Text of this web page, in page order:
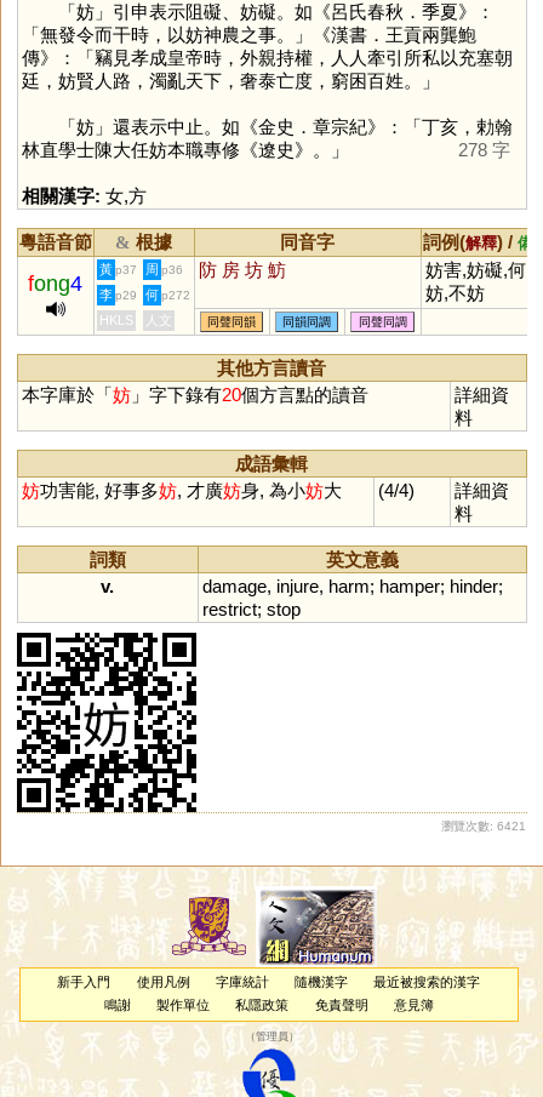
「妨」引申表示阻礙、妨礙。如《呂氏春秋．季夏》：
「無發令而干時，以妨神農之事。」《漢書．王貢兩龔鮑
傳》：「竊見孝成皇帝時，外親持權，人人牽引所私以充塞朝
廷，妨賢人路，濁亂天下，奢泰亡度，窮困百姓。」
「妨」還表示中止。如《金史．章宗紀》：「丁亥，勅翰
林直學士陳大任妨本職專修《遼史》。」
278 字
相關漢字: 女,方
粵語音節 & 根據 同音字 詞例(解釋) / 備
fong4
黃 p37 周 p36 防 房 坊 魴
妨害,妨礙,何
妨,不妨
李 p29 何 p272
HKLS 人文 同聲同韻 同韻同調 同聲同調
其他方言讀音
本字庫於「妨」字下錄有20個方言點的讀音
詳細資
料
成語彙輯
妨功害能, 好事多妨, 才廣妨身, 為小妨大 (4/4)
詳細資
料
詞類
英文意義
v.
damage, injure, harm; hamper; hinder;
restrict; stop
瀏覽次數: 6421
新手入門 使用凡例 字庫統計 隨機漢字
最近被搜索的漢字
鳴謝
製作單位 私隱政策 免責聲明 意見簿
（管理員 ）